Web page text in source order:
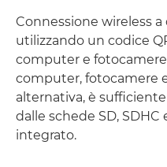
Connessione wireless
utilizzando un codice
computer e fotocamere
computer, fotocamere
alternativa, è
dalle schede SD, SDHC
integrato.